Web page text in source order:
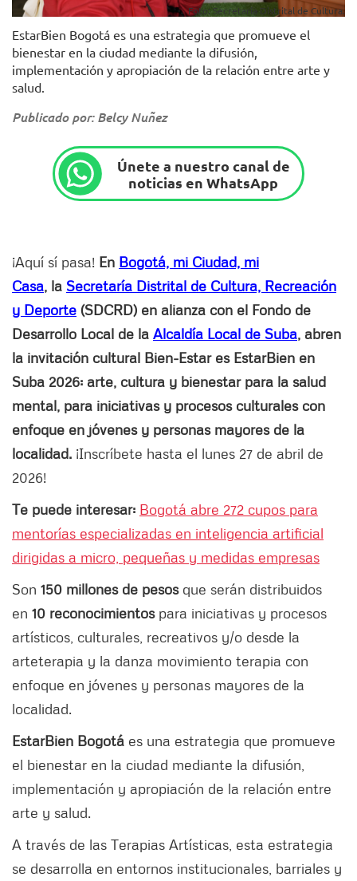
Foto: Secretaría Distrital de Cultura.
EstarBien Bogotá es una estrategia que promueve el
bienestar en la ciudad mediante la difusión,
implementación y apropiación de la relación entre arte y
salud.
Publicado por: Belcy Nuñez
Únete a nuestro canal de
noticias en WhatsApp
¡Aquí sí pasa! En Bogotá, mi Ciudad, mi
Casa, la Secretaría Distrital de Cultura, Recreación
y Deporte (SDCRD) en alianza con el Fondo de
Desarrollo Local de la Alcaldía Local de Suba, abren
la invitación cultural Bien-Estar es EstarBien en
Suba 2026: arte, cultura y bienestar para la salud
mental, para iniciativas y procesos culturales con
enfoque en jóvenes y personas mayores de la
localidad. ¡Inscríbete hasta el lunes 27 de abril de
2026!
Te puede interesar: Bogotá abre 272 cupos para
mentorías especializadas en inteligencia artificial
dirigidas a micro, pequeñas y medidas empresas
Son 150 millones de pesosque serán distribuidos
en 10 reconocimientospara iniciativas y procesos
artísticos, culturales, recreativos y/o desde la
arteterapia y la danza movimiento terapia con
enfoque en jóvenes y personas mayores de la
localidad.
EstarBien Bogotá es una estrategia que promueve
el bienestar en la ciudad mediante la difusión,
implementación y apropiación de la relación entre
arte y salud.
A través de las Terapias Artísticas, esta estrategia
se desarrolla en entornos institucionales, barriales y